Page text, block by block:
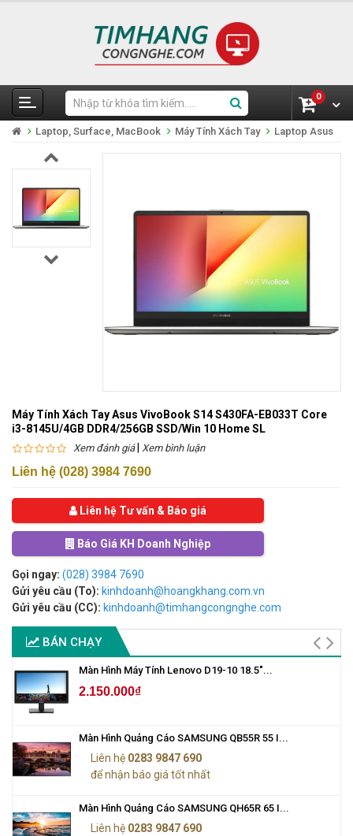
0
Laptop, Surface, MacBook Máy Tính Xách Tay Laptop Asus
Máy Tính Xách Tay Asus VivoBook S14 S430FA-EB033T Core
i3-8145U/4GB DDR4/256GB SSD/Win 10 Home SL
Xem đánh giá| Xem bình luận
Liên hệ (028) 3984 7690
Liên hệ Tư vấn & Báo giá
Báo Giá KH Doanh Nghiệp
Gọi ngay: (028) 3984 7690
Gửi yêu cầu (To): kinhdoanh@hoangkhang.com.vn
Gửi yêu cầu (CC): kinhdoanh@timhangcongnghe.com
BÁN CHẠY
Màn Hình Máy Tính Lenovo D19-10 18.5"...
2.150.000₫
Màn Hình Quảng Cáo SAMSUNG QB55R 55 I...
Liên hệ 0283 9847 690
để nhận báo giá tốt nhất
Màn Hình Quảng Cáo SAMSUNG QH65R 65 I...
Liên hệ 0283 9847 690